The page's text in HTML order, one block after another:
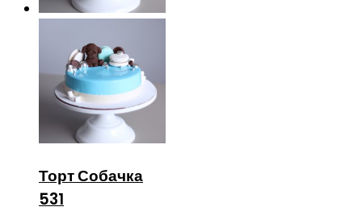
Торт Собачка
531